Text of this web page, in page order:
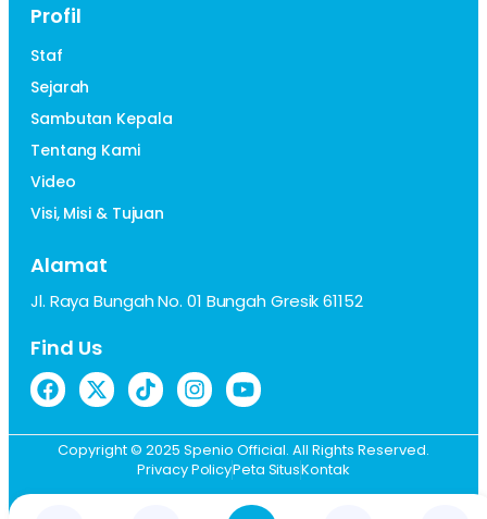
Profil
Staf
Sejarah
Sambutan Kepala
Tentang Kami
Video
Visi, Misi & Tujuan
Alamat
Jl. Raya Bungah No. 01 Bungah Gresik 61152
Find Us
Copyright © 2025 Spenio Official. All Rights Reserved.
Privacy PolicyPeta SitusKontak